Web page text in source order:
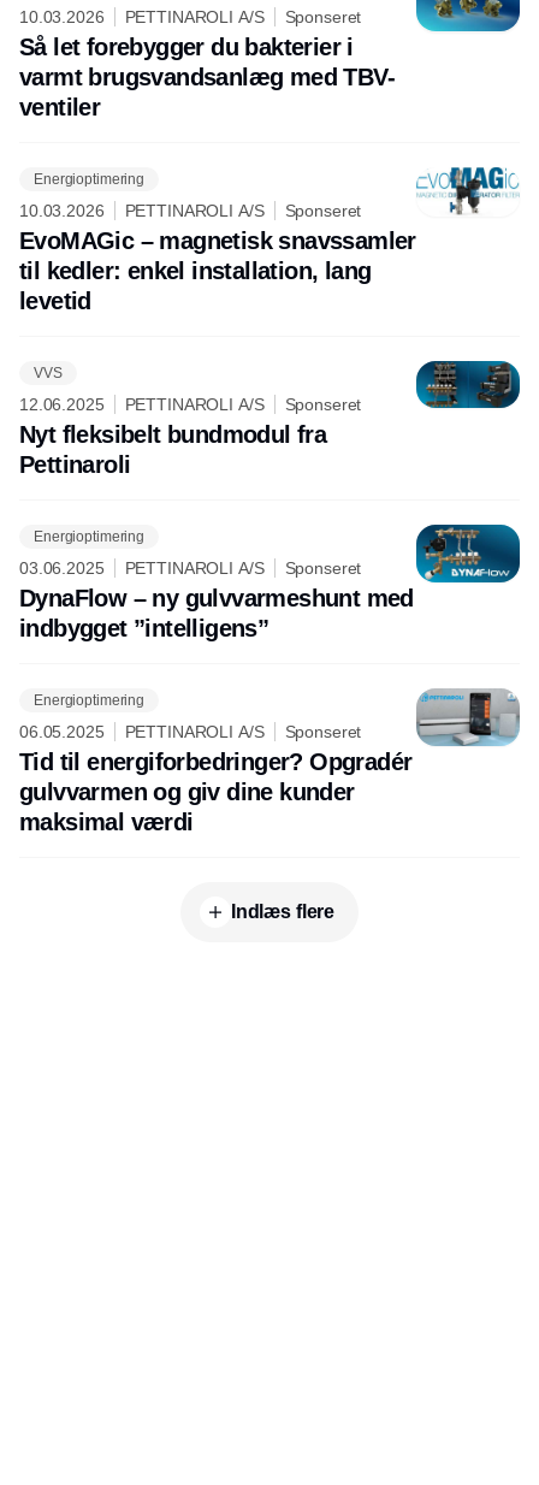
10.03.2026 PETTINAROLI A/S Sponseret
Så let forebygger du bakterier i
varmt brugsvandsanlæg med TBV-
ventiler
Energioptimering
10.03.2026 PETTINAROLI A/S Sponseret
EvoMAGic – magnetisk snavssamler
til kedler: enkel installation, lang
levetid
VVS
12.06.2025 PETTINAROLI A/S Sponseret
Nyt fleksibelt bundmodul fra
Pettinaroli
Energioptimering
03.06.2025 PETTINAROLI A/S Sponseret
DynaFlow – ny gulvvarmeshunt med
indbygget ”intelligens”
Energioptimering
06.05.2025 PETTINAROLI A/S Sponseret
Tid til energiforbedringer? Opgradér
gulvvarmen og giv dine kunder
maksimal værdi
Indlæs flere